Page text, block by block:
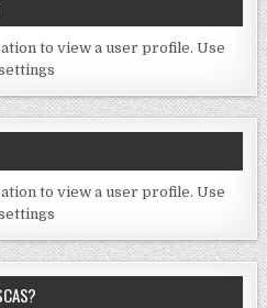
to view a user profile. Use
to view a user profile. Use